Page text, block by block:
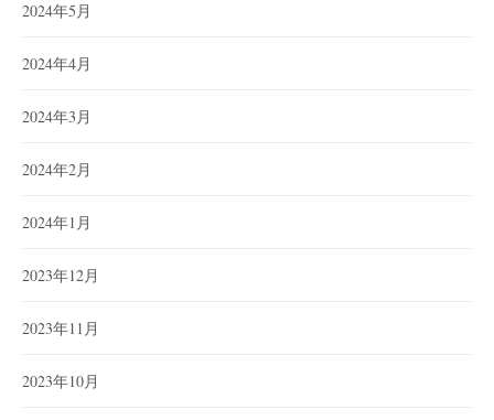
2024年5月
2024年4月
2024年3月
2024年2月
2024年1月
2023年12月
2023年11月
2023年10月